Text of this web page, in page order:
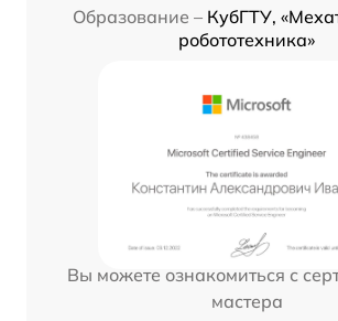
Образование – КубГТУ,
робототехника»
Вы можете ознакомиться с
мастера